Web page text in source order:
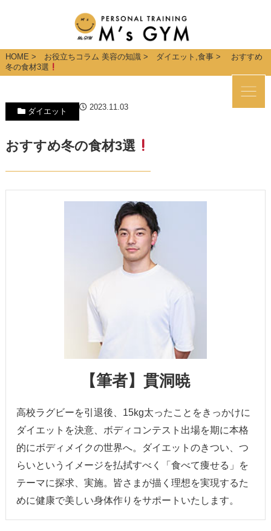
HOME > お役立ちコラム 美容の知識> ダイエット 食事> おすすめ
冬の食材3選
ダイエット 2023.11.03
おすすめ冬の食材3選
【筆者】貫洞暁
高校ラグビーを引退後、15kg太ったことをきっかけに
ダイエットを決意、ボディコンテスト出場を期に本格
的にボディメイクの世界へ。ダイエットのきつい、つ
らいというイメージを払拭すべく「食べて痩せる」を
テーマに探求、実施。皆さまが描く理想を実現するた
めに健康で美しい身体作りをサポートいたします。